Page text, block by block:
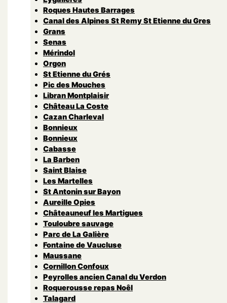
Roques Hautes Barrages
Canal des Alpines St Remy St Etienne du Gres
Grans
Senas
Mérindol
Orgon
St Etienne du Grés
Pic des Mouches
Libran Montplaisir
Château La Coste
Cazan Charleval
Bonnieux
Bonnieux
Cabasse
La Barben
Saint Blaise
Les Martelles
St Antonin sur Bayon
Aureille Opies
Châteauneuf les Martigues
Touloubre sauvage
Parc de La Galière
Fontaine de Vaucluse
Maussane
Cornillon Confoux
Peyrolles ancien Canal du Verdon
Roquerousse repas Noêl
Talagard